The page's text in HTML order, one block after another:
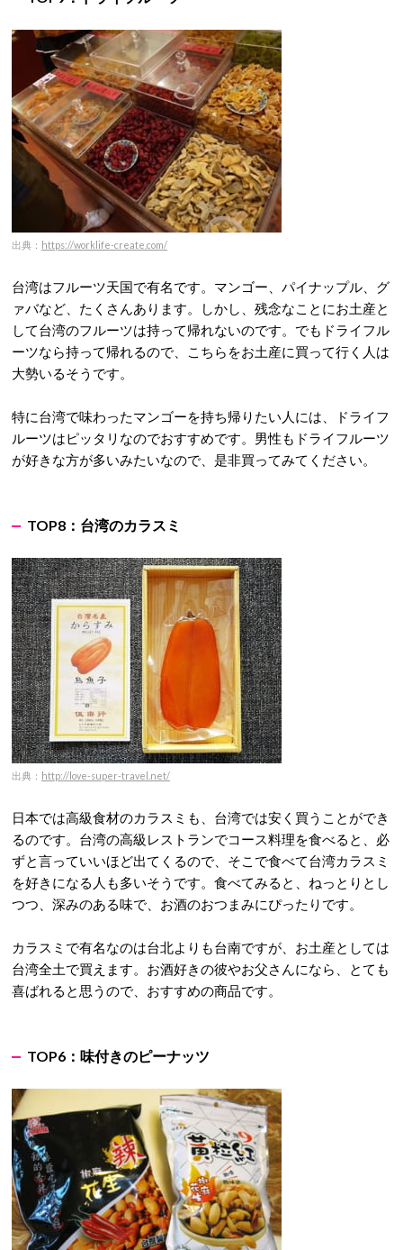
出典： https://worklife-create.com/
台湾はフルーツ天国で有名です。マンゴー、パイナップル、グ
ァバなど、たくさんあります。しかし、残念なことにお土産と
して台湾のフルーツは持って帰れないのです。でもドライフル
ーツなら持って帰れるので、こちらをお土産に買って行く人は
大勢いるそうです。
特に台湾で味わったマンゴーを持ち帰りたい人には、ドライフ
ルーツはピッタリなのでおすすめです。男性もドライフルーツ
が好きな方が多いみたいなので、是非買ってみてください。
TOP8：台湾のカラスミ
出典： http://love-super-travel.net/
日本では高級食材のカラスミも、台湾では安く買うことができ
るのです。台湾の高級レストランでコース料理を食べると、必
ずと言っていいほど出てくるので、そこで食べて台湾カラスミ
を好きになる人も多いそうです。食べてみると、ねっとりとし
つつ、深みのある味で、お酒のおつまみにぴったりです。
カラスミで有名なのは台北よりも台南ですが、お土産としては
台湾全土で買えます。お酒好きの彼やお父さんになら、とても
喜ばれると思うので、おすすめの商品です。
TOP6：味付きのピーナッツ